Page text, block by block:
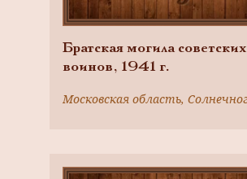
Братская могила советских
воинов, 1941 г.